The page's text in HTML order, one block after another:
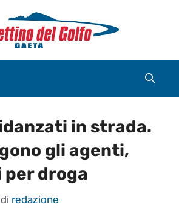
in strada.
gli agenti,
droga
di redazione